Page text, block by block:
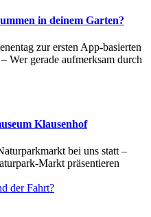
in deinem Garten?
zur ersten App-basierten
Wer gerade aufmerksam durch
Klausenhof
bei uns statt –
Markt präsentieren